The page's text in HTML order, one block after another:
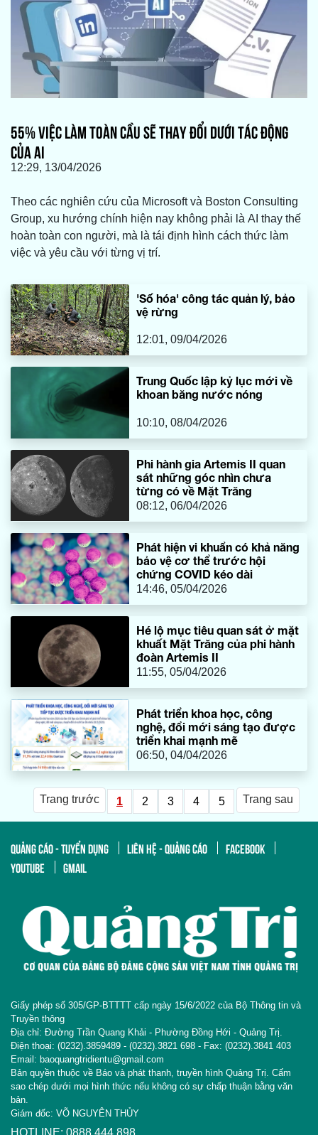
55% VIỆC LÀM TOÀN CẦU SẼ THAY ĐỔI DƯỚI TÁC ĐỘNG
CỦA AI
12:29, 13/04/2026
Theo các nghiên cứu của Microsoft và Boston Consulting
Group, xu hướng chính hiện nay không phải là AI thay thế
hoàn toàn con người, mà là tái định hình cách thức làm
việc và yêu cầu với từng vị trí.
'Số hóa' công tác quản lý, bảo
vệ rừng
12:01, 09/04/2026
Trung Quốc lập kỷ lục mới về
khoan băng nước nóng
10:10, 08/04/2026
Phi hành gia Artemis II quan
sát những góc nhìn chưa
từng có về Mặt Trăng
08:12, 06/04/2026
Phát hiện vi khuẩn có khả năng
bảo vệ cơ thể trước hội
chứng COVID kéo dài
14:46, 05/04/2026
Hé lộ mục tiêu quan sát ở mặt
khuất Mặt Trăng của phi hành
đoàn Artemis II
11:55, 05/04/2026
Phát triển khoa học, công
nghệ, đổi mới sáng tạo được
triển khai mạnh mẽ
06:50, 04/04/2026
Trang trước 1 2 3 4 5 Trang sau
QUẢNG CÁO - TUYỂN DỤNG LIÊN HỆ - QUẢNG CÁO
FACEBOOK
YOUTUBE
GMAIL
Giấy phép số 305/GP-BTTTT cấp ngày 15/6/2022 của Bộ Thông tin và
Truyền thông
Địa chỉ: Đường Trần Quang Khải - Phường Đồng Hới - Quảng Trị.
Điện thoại: (0232).3859489 - (0232).3821 698 - Fax: (0232).3841 403
Email: baoquangtridientu@gmail.com
Bản quyền thuộc về Báo và phát thanh, truyền hình Quảng Trị. Cấm
sao chép dưới mọi hình thức nếu không có sự chấp thuận bằng văn
bản.
Giám đốc: VÕ NGUYÊN THỦY
HOTLINE: 0888 444 898